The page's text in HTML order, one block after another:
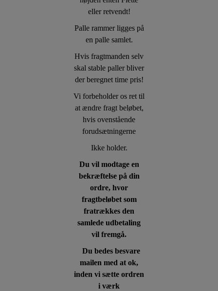
eller retvendt!
Palle rammer ligges på
en palle samlet.
Hvis fragtmanden selv
skal stable paller bliver
der beregnet time pris!
Vi forbeholder os ret til
at ændre fragt beløbet,
hvis ovenstående
forudsætningerne
Ikke holder.
Du vil modtage en
bekræftelse på din
ordre, hvor
fragtbeløbet som
fratrækkes den
samlede udbetaling
vil fremgå.
Du bedes besvare
mailen med at ok,
inden vi sætte ordren
i værk